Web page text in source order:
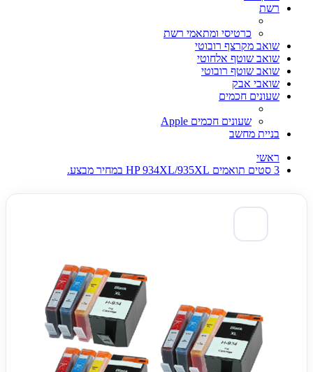
רשת
כרטיסי ומתאמי רשת
שואב מקרצף רובוטי
שואב שוטף אלחוטי
שואב שוטף רובוטי
שואבי אבק
שעונים חכמים
שעונים חכמים Apple
בניית מחשב
ראשי
3 סטים תואמים HP 934XL/935XL במחיר מבצע.